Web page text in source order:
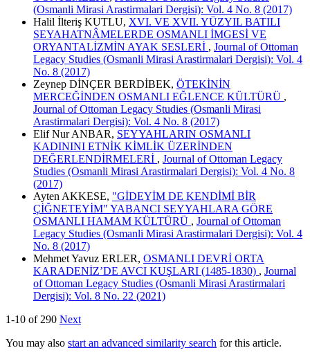
(Osmanli Mirasi Arastirmalari Dergisi): Vol. 4 No. 8 (2017)
Halil İlteriş KUTLU, XVI. VE XVII. YÜZYIL BATILI
SEYAHATNÂMELERDE OSMANLI İMGESİ VE
ORYANTALİZMİN AYAK SESLERİ , Journal of Ottoman
Legacy Studies (Osmanli Mirasi Arastirmalari Dergisi): Vol. 4
No. 8 (2017)
Zeynep DİNÇER BERDİBEK, ÖTEKİNİN
MERCEĞİNDEN OSMANLI EĞLENCE KÜLTÜRÜ ,
Journal of Ottoman Legacy Studies (Osmanli Mirasi
Arastirmalari Dergisi): Vol. 4 No. 8 (2017)
Elif Nur ANBAR, SEYYAHLARIN OSMANLI
KADININI ETNİK KİMLİK ÜZERİNDEN
DEĞERLENDİRMELERİ , Journal of Ottoman Legacy
Studies (Osmanli Mirasi Arastirmalari Dergisi): Vol. 4 No. 8
(2017)
Ayten AKKESE, "GİDEYİM DE KENDİMİ BİR
ÇİĞNETEYİM" YABANCI SEYYAHLARA GÖRE
OSMANLI HAMAM KÜLTÜRÜ , Journal of Ottoman
Legacy Studies (Osmanli Mirasi Arastirmalari Dergisi): Vol. 4
No. 8 (2017)
Mehmet Yavuz ERLER, OSMANLI DEVRİ ORTA
KARADENİZ’DE AVCI KUŞLARI (1485-1830) , Journal
of Ottoman Legacy Studies (Osmanli Mirasi Arastirmalari
Dergisi): Vol. 8 No. 22 (2021)
1-10 of 290 Next
You may also start an advanced similarity search for this article.